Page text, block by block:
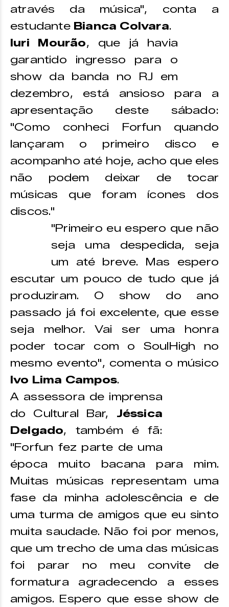
através da música", conta a
estudante Bianca Colvara.
Iuri Mourão, que já havia
garantido ingresso para o
show da banda no RJ em
dezembro, está ansioso para a
apresentação deste sábado:
"Como conheci Forfun quando
lançaram o primeiro disco e
acompanho até hoje, acho que eles
não podem deixar de tocar
músicas que foram ícones dos
discos."
"Primeiro eu espero que não
seja uma despedida, seja
um até breve. Mas espero
escutar um pouco de tudo que já
produziram. O show do ano
passado já foi excelente, que esse
seja melhor. Vai ser uma honra
poder tocar com o SoulHigh no
mesmo evento", comenta o músico
Ivo Lima Campos.
A assessora de imprensa
do Cultural Bar, Jéssica
Delgado, também é fã:
"Forfun fez parte de uma
época muito bacana para mim.
Muitas músicas representam uma
fase da minha adolescência e de
uma turma de amigos que eu sinto
muita saudade. Não foi por menos,
que um trecho de uma das músicas
foi parar no meu convite de
formatura agradecendo a esses
amigos. Espero que esse show de